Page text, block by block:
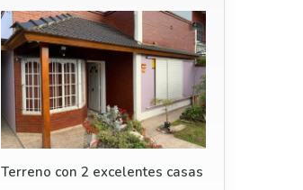
Terreno con 2 excelentes casas